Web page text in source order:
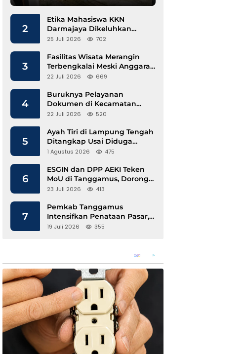
Gunakan Besi Banci
2
Etika Mahasiswa KKN
Darmajaya Dikeluhkan
Kepala Pekon Sinar Jawa
25 Juli 2026 702
3
Fasilitas Wisata Merangin
Terbengkalai Meski Anggaran
Perawatan Terus Mengalir
22 Juli 2026 669
4
Buruknya Pelayanan
Dokumen di Kecamatan
Pangkalan Susu, Kinerja
22 Juli 2026 520
5
Ayah Tiri di Lampung Tengah
Ditangkap Usai Diduga
Hamili Anak di Bawah Umur
1 Agustus 2026 475
6
ESGIN dan DPP AEKI Teken
MoU di Tanggamus, Dorong
Ekonomi Hijau Berbasis Kopi
23 Juli 2026 413
7
Pemkab Tanggamus
Intensifkan Penataan Pasar,
Pedagang Diajak Tempati
19 Juli 2026 355